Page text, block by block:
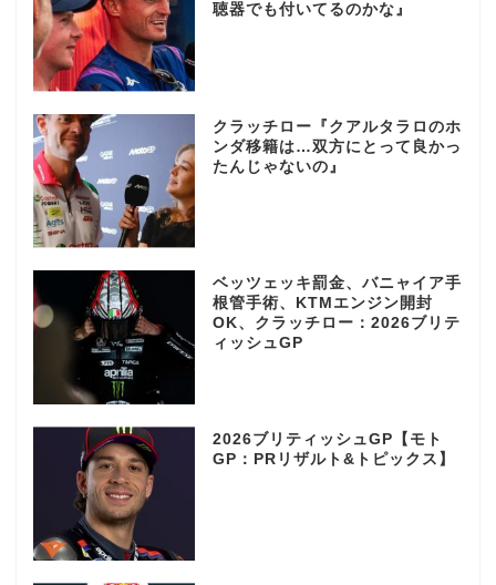
聴器でも付いてるのかな』
クラッチロー『クアルタラロのホ
ンダ移籍は…双方にとって良かっ
たんじゃないの』
ベッツェッキ罰金、バニャイア手
根管手術、KTMエンジン開封
OK、クラッチロー：2026ブリテ
ィッシュGP
2026ブリティッシュGP【モト
GP：PRリザルト&トピックス】